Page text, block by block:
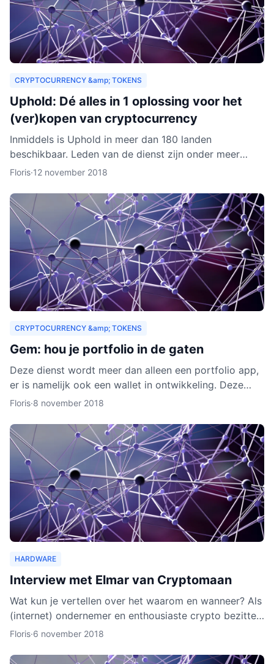
CRYPTOCURRENCY &amp; TOKENS
Uphold: Dé alles in 1 oplossing voor het
(ver)kopen van cryptocurrency
Inmiddels is Uphold in meer dan 180 landen
beschikbaar. Leden van de dienst zijn onder meer
bedrijven, ontwikkelaars, particulieren, ngo’s en non-
Floris·12 november 2018
CRYPTOCURRENCY &amp; TOKENS
Gem: hou je portfolio in de gaten
Deze dienst wordt meer dan alleen een portfolio app,
er is namelijk ook een wallet in ontwikkeling. Deze
wallet gaat verschillende cryptocurrencies en token
Floris·8 november 2018
HARDWARE
Interview met Elmar van Cryptomaan
Wat kun je vertellen over het waarom en wanneer? Als
(internet) ondernemer en enthousiaste crypto bezitter
was het een logische keuze om de webshop te
Floris·6 november 2018